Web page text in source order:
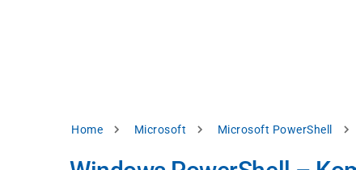
Pfadnavigation
Home Microsoft Microsoft PowerShell